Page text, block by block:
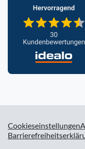
Cookieseinstellungen